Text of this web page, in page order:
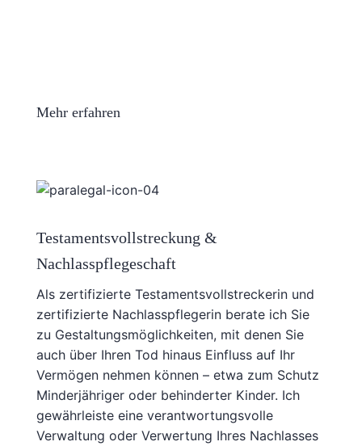
Mehr erfahren
Testamentsvollstreckung &
Nachlasspflegeschaft
Als zertifizierte Testamentsvollstreckerin und
zertifizierte Nachlasspflegerin berate ich Sie
zu Gestaltungsmöglichkeiten, mit denen Sie
auch über Ihren Tod hinaus Einfluss auf Ihr
Vermögen nehmen können – etwa zum Schutz
Minderjähriger oder behinderter Kinder. Ich
gewährleiste eine verantwortungsvolle
Verwaltung oder Verwertung Ihres Nachlasses